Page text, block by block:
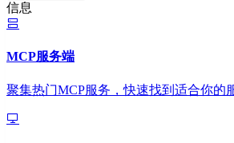
信息
MCP服务端
聚集热门MCP服务，快速找到适合你的